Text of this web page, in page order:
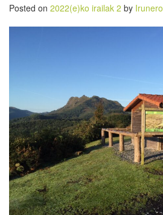
Posted on 2022(e)ko irailak 2 by Irunero